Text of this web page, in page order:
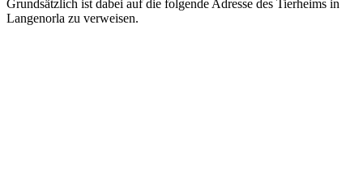
Grundsätzlich ist dabei auf die folgende Adresse des Tierheims in
Langenorla zu verweisen.